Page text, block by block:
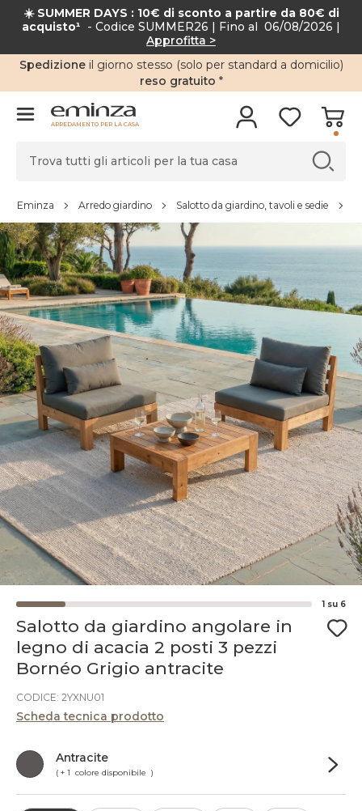
☀️ SUMMER DAYS : 10€ di sconto a partire da 80€ di
acquisto¹ - Codice SUMMER26 | Fino al 06/08/2026 |
Approfitta >
Spedizione il giorno stesso (solo per standard a domicilio)
reso gratuito *
ARREDAMENTO PER LA CASA
Eminza Arredo giardino Salotto da giardino, tavoli e sedie
1 su 6
Salotto da giardino angolare in
legno di acacia 2 posti 3 pezzi
Bornéo Grigio antracite
CODICE: 2YXNU01
Scheda tecnica prodotto
Antracite
( + 1 colore disponibile )